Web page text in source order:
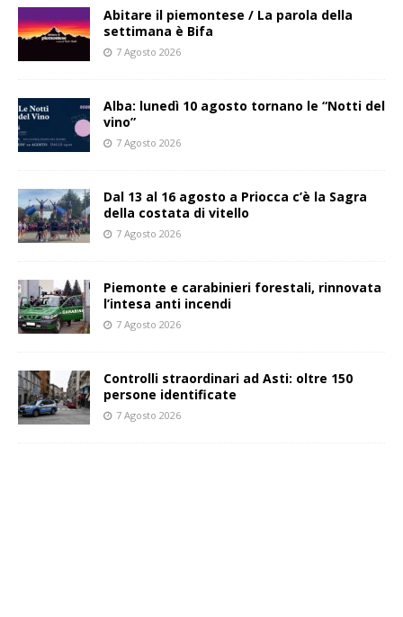
Abitare il piemontese / La parola della
settimana è Bifa
7 Agosto 2026
Alba: lunedì 10 agosto tornano le “Notti del
vino”
7 Agosto 2026
Dal 13 al 16 agosto a Priocca c’è la Sagra
della costata di vitello
7 Agosto 2026
Piemonte e carabinieri forestali, rinnovata
l’intesa anti incendi
7 Agosto 2026
Controlli straordinari ad Asti: oltre 150
persone identificate
7 Agosto 2026